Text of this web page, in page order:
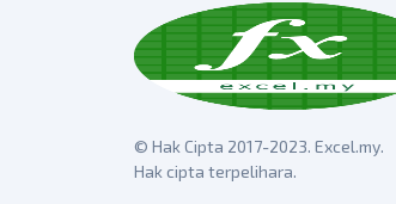
© Hak Cipta 2017-2023. Excel.my.
Hak cipta terpelihara.